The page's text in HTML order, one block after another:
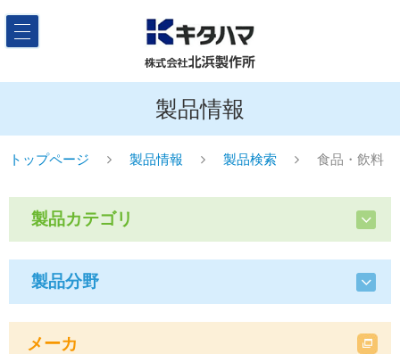
製品情報
トップページ 製品情報 製品検索 食品・飲料
製品カテゴリ
製品分野
メーカ